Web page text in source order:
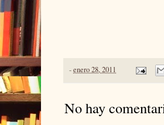
-enero 28, 2011
No hay